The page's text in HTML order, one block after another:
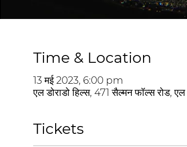
Time & Location
13 मई 2023, 6:00 pm
एल डोराडो हिल्स, 471 सैल्मन फॉल्स रोड,
Tickets